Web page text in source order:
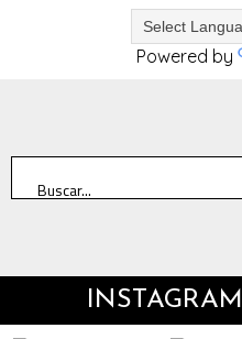
Powered by
INSTAGRAM